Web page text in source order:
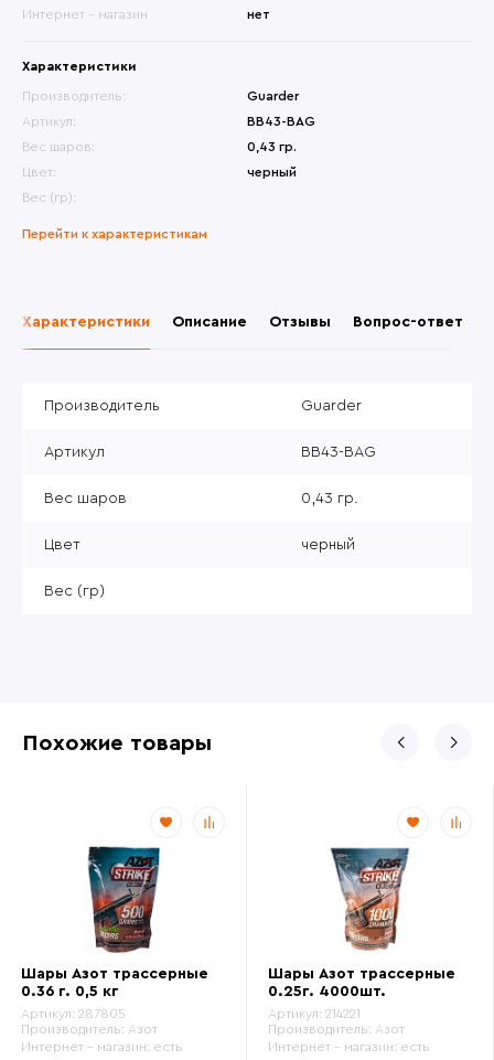
Интернет - магазин нет
Характеристики
Производитель:
Guarder
Артикул:
BB43-BAG
Вес шаров:
0,43 гр.
Цвет:
черный
Вес (гр):
Перейти к характеристикам
Характеристики Описание Отзывы Вопрос-ответ
Производитель Guarder
Артикул BB43-BAG
Вес шаров 0,43 гр.
Цвет черный
Вес (гр)
Похожие товары
Шары Азот трассерные
0.36 г. 0,5 кг
Артикул: 287805
Производитель: Азот
Интернет - магазин: есть
Шары Азот трассерные
0.25г. 4000шт.
Артикул: 214221
Производитель: Азот
Интернет - магазин: есть